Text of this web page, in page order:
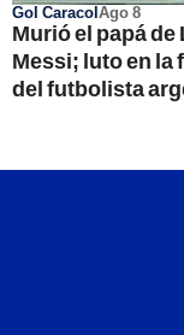
Gol CaracolAgo 8
Murió el papá de
Messi; luto en la
del futbolista